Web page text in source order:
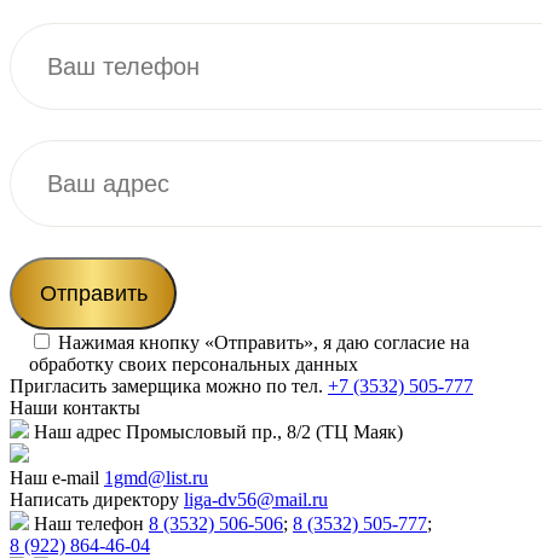
Нажимая кнопку «Отправить», я даю согласие на
обработку своих персональных данных
Пригласить замерщика можно по тел. +7 (3532) 505-777
Наши контакты
Наш адрес Промысловый пр., 8/2 (ТЦ Маяк)
Наш e-mail 1gmd@list.ru
Написать директору liga-dv56@mail.ru
Наш телефон 8 (3532) 506-506; 8 (3532) 505-777;
8 (922) 864-46-04